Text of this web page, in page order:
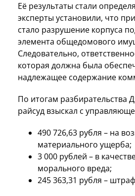
Её результаты стали
эксперты установили, что
стало разрушение корпуса
элемента общедомового
Следовательно,
которая должна была
надлежащее содержание
По итогам разбирательства
райсуд взыскал с
490 726,63 рубля – на
материального ущерба;
3 000 рублей – в
морального вреда;
245 363,31 рубля –